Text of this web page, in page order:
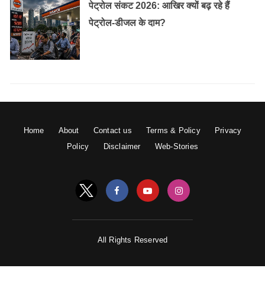
पेट्रोल संकट 2026: आखिर क्यों बढ़ रहे हैं
पेट्रोल-डीजल के दाम?
Home About Contact us Terms & Policy
Privacy
Policy
Disclaimer Web-Stories
All Rights Reserved